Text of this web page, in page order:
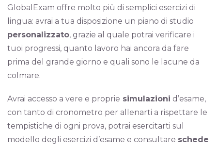
GlobalExam offre molto più di semplici esercizi di
lingua: avrai a tua disposizione un piano di studio
personalizzato, grazie al quale potrai verificare i
tuoi progressi, quanto lavoro hai ancora da fare
prima del grande giorno e quali sono le lacune da
colmare.
Avrai accesso a vere e proprie simulazioni d’esame,
con tanto di cronometro per allenarti a rispettare le
tempistiche di ogni prova, potrai esercitarti sul
modello degli esercizi d’esame e consultare schede